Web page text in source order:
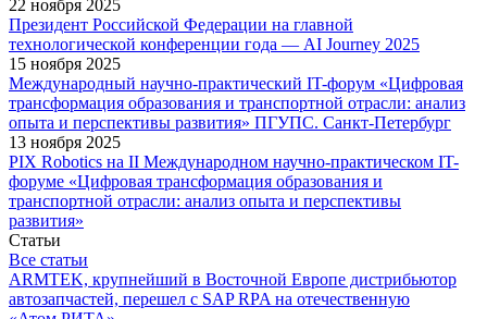
22 ноября 2025
Президент Российской Федерации на главной
технологической конференции года — AI Journey 2025
15 ноября 2025
Международный научно-практический IT-форум «Цифровая
трансформация образования и транспортной отрасли: анализ
опыта и перспективы развития» ПГУПС. Санкт-Петербург
13 ноября 2025
PIX Robotics на II Международном научно-практическом IT-
форуме «Цифровая трансформация образования и
транспортной отрасли: анализ опыта и перспективы
развития»
Статьи
Все статьи
ARMTEK, крупнейший в Восточной Европе дистрибьютор
автозапчастей, перешел с SAP RPA на отечественную